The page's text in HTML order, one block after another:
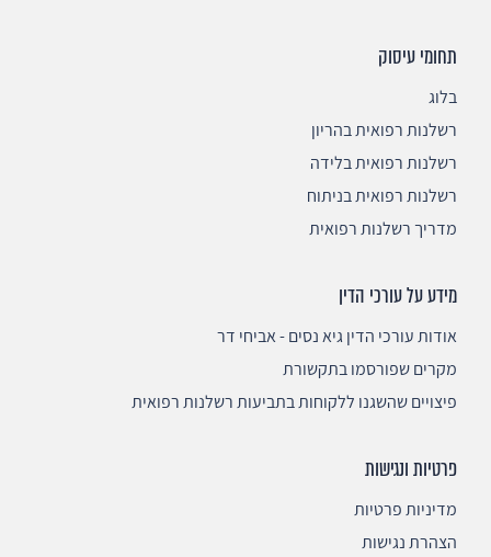
תחומי עיסוק
בלוג
רשלנות רפואית בהריון
רשלנות רפואית בלידה
רשלנות רפואית בניתוח
מדריך רשלנות רפואית
מידע על עורכי הדין
אודות עורכי הדין גיא נסים - אביחי דר
מקרים שפורסמו בתקשורת
פיצויים שהשגנו ללקוחות בתביעות רשלנות רפואית
פרטיות ונגישות
מדיניות פרטיות
הצהרת נגישות